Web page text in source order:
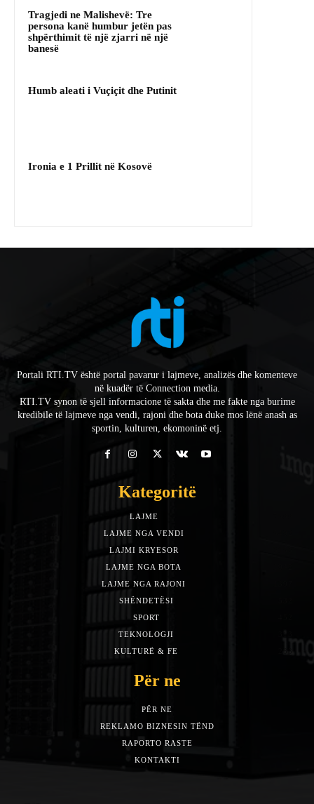
Tragjedi ne Malishevë: Tre
persona kanë humbur jetën pas
shpërthimit të një zjarri në një
banesë
Humb aleati i Vuçiçit dhe Putinit
Ironia e 1 Prillit në Kosovë
Portali RTI.TV është portal pavarur i lajmeve, analizës dhe komenteve
në kuadër të Connection media.
RTI.TV synon të sjell informacione të sakta dhe me fakte nga burime
kredibile të lajmeve nga vendi, rajoni dhe bota duke mos lënë anash as
sportin, kulturen, ekomoninë etj.
Kategoritë
LAJME
LAJME NGA VENDI
LAJMI KRYESOR
LAJME NGA BOTA
LAJME NGA RAJONI
SHËNDETËSI
SPORT
TEKNOLOGJI
KULTURË & FE
Për ne
PËR NE
REKLAMO BIZNESIN TËND
RAPORTO RASTE
KONTAKTI